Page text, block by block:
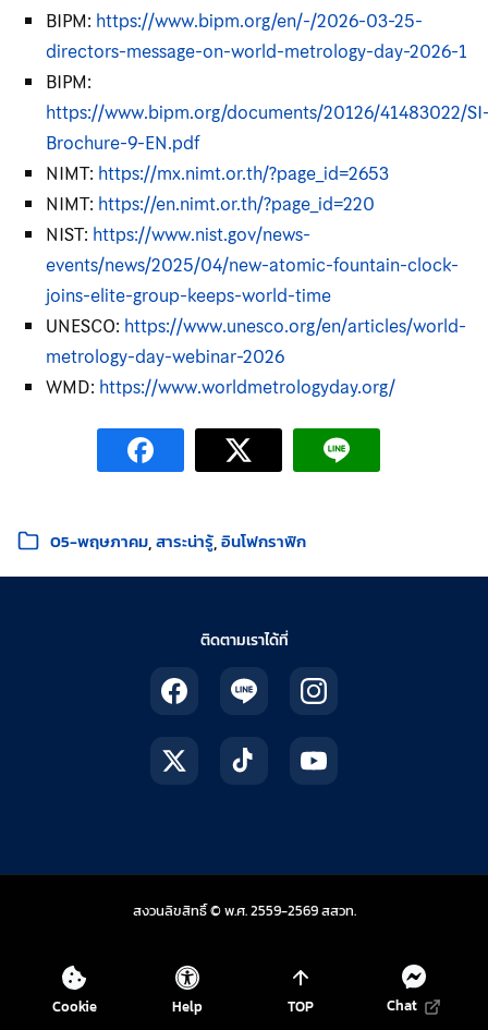
BIPM: https://www.bipm.org/en/-/2026-03-25-
directors-message-on-world-metrology-day-2026-1
BIPM:
https://www.bipm.org/documents/20126/41483022/
Brochure-9-EN.pdf
NIMT: https://mx.nimt.or.th/?page_id=2653
NIMT: https://en.nimt.or.th/?page_id=220
NIST: https://www.nist.gov/news-
events/news/2025/04/new-atomic-fountain-clock-
joins-elite-group-keeps-world-time
UNESCO: https://www.unesco.org/en/articles/world-
metrology-day-webinar-2026
WMD: https://www.worldmetrologyday.org/
หมวดหมู่:
05-พฤษภาคม สาระน่ารู้ อินโฟกราฟิก
ติดตามเราได้ที่
สงวนลิขสิทธิ์ © พ.ศ. 2559-2569สสวท.สถาบันส่งเสริมการสอ
Cookie Help TOP Chat